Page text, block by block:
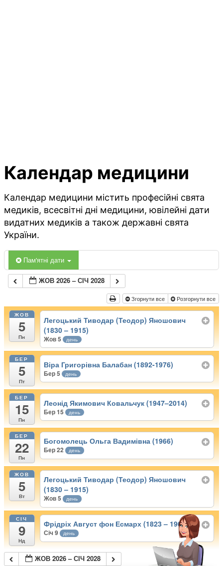
Календар медицини
Календар медицини містить професійні свята
медиків, всесвітні дні медицини, ювілейні дати
видатних медиків а також державні свята
України.
Пам'ятні дати
ЖОВ 2026 – СІЧ 2028
Згорнути все Розгорнути все
ЖОВ
5
Пн
Легоцький Тиводар (Теодор) Яношович
(1830 – 1915)
Жов 5 день
БЕР
5
Пт
Віра Григорівна Балабан (1892-1976)
Бер 5 день
БЕР
15
Пн
Леонід Якимович Ковальчук (1947–2014)
Бер 15 день
БЕР
22
Пн
Богомолець Ольга Вадимівна (1966)
Бер 22 день
ЖОВ
5
Вт
Легоцький Тиводар (Теодор) Яношович
(1830 – 1915)
Жов 5 день
СІЧ
9
Нд
Фрідріх Август фон Есмарх (1823 – 1908)
Січ 9 день
ЖОВ 2026 – СІЧ 2028